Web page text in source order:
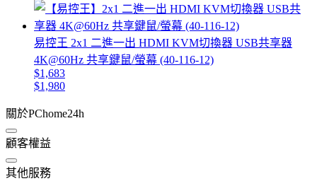
易控王 2x1 二進一出 HDMI KVM切換器 USB共享器
4K@60Hz 共享鍵鼠/螢幕 (40-116-12)
$1,683
$1,980
關於PChome24h
顧客權益
其他服務